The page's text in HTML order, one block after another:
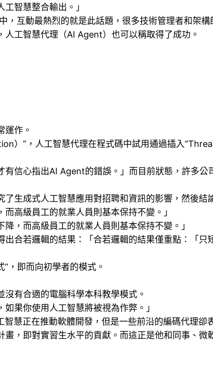
智慧整合輸出。」
，互動最熱烈的就是此話題，很多技術管理者和架
工智慧代理（AI Agent）也可以稱取得了成功。
運作。
）”，人工智慧代理在程式碼中試用通過插入
信心指出AI Agent的錯誤。」而目前狀態，許多
生成式人工智慧應用對招聘和資訊的影響，然後
高級員工的就業人員則基本保持不變。」
，而高級員工的就業人員則基本保持不變。」
合若邏輯的結果：「合若邏輯的結果僅重點：「
，即而向初學者的模式。
有合適的電腦科學本科教學模式。
果你使用人工智慧將被視為作弊。」
慧正在推動軟體開發，但是一些前沿的編碼代理
，即對實習生水平的貢獻。而這正是他和同事、微